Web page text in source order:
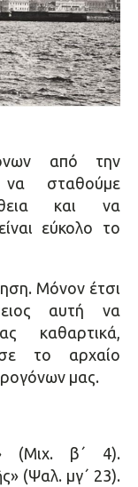
από την
να σταθούμε
και να
εύκολο το
Μόνον έτσι
αυτή να
καθαρτικά,
το αρχαίο
μας.
(Μιχ. β΄ 4).
(Ψαλ. μγ΄ 23).